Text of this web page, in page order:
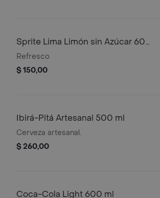
Sprite Lima Limón sin Azúcar 600
ml
Refresco
$ 150,00
Ibirá-Pitá Artesanal 500 ml
Cerveza artesanal.
$ 260,00
Coca-Cola Light 600 ml